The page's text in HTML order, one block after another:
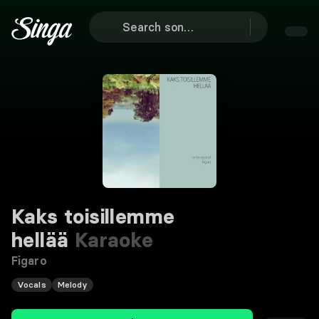
Kaks toisillemme
hellää Karaoke
Figaro
Vocals Melody